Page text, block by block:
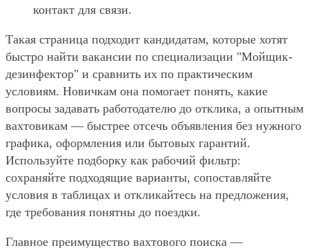
контакт для связи.
Такая страница подходит кандидатам, которые хотят
быстро найти вакансии по специализации "Мойщик-
дезинфектор" и сравнить их по практическим
условиям. Новичкам она помогает понять, какие
вопросы задавать работодателю до отклика, а опытным
вахтовикам — быстрее отсечь объявления без нужного
графика, оформления или бытовых гарантий.
Используйте подборку как рабочий фильтр:
сохраняйте подходящие варианты, сопоставляйте
условия в таблицах и откликайтесь на предложения,
где требования понятны до поездки.
Главное преимущество вахтового поиска —